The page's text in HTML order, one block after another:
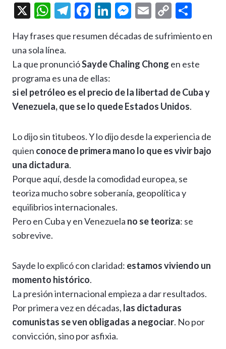
X
W
at
s
A
p
p
T
e
gr
a
m
F
e
b
o
o
k
Li
ke
dI
M
se
n
g
er
E
ai
l
C
p
y
n
k
m
p
ti
Hay frases que resumen décadas de sufrimiento en
una sola línea.
La que pronuncióSayde Chaling Chong en este
programa es una de ellas:
si el petróleo es el precio de la libertad de Cuba y
Venezuela, que se lo quede Estados Unidos.
Lo dijo sin titubeos. Y lo dijo desde la experiencia de
quien conoce de primera mano lo que es vivir bajo
una dictadura.
Porque aquí, desde la comodidad europea, se
teoriza mucho sobre soberanía, geopolítica y
equilibrios internacionales.
Pero en Cuba y en Venezuela no se teoriza: se
sobrevive.
Sayde lo explicó con claridad: estamos viviendo un
momento histórico.
La presión internacional empieza a dar resultados.
Por primera vez en décadas, las dictaduras
comunistas se ven obligadas a negociar. No por
convicción, sino por asfixia.